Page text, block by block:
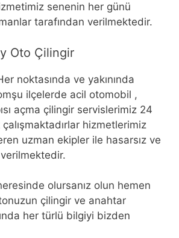
senenin her günü
tarafından verilmektedir.
Oto Çilingir
noktasında ve yakınında
ilçelerde acil otomobil ,
açma çilingir servislerimiz 24
hizmetlerimiz
uzman ekipler ile hasarsız ve
olursanız olun hemen
çilingir ve anahtar
her türlü bilgiyi bizden